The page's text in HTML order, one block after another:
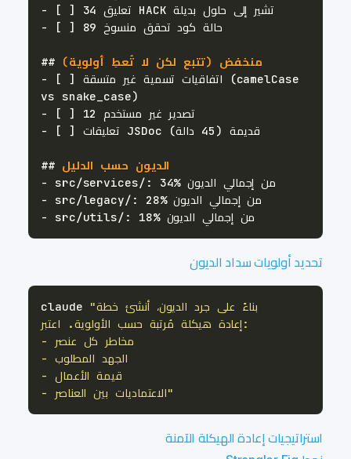
-
-
## منخفض (تتبع لكن لا تُعطِ أولوية)
-
[ ] اتفاقيات تسمية غير متسقة (camelCase
-
-
## الديون حسب الدليل
-
-
-
تحديد أولويات سداد الديون
claude
- الاعتماديات بين العناصر"
استراتيجيات إعادة الهيكلة الآمنة